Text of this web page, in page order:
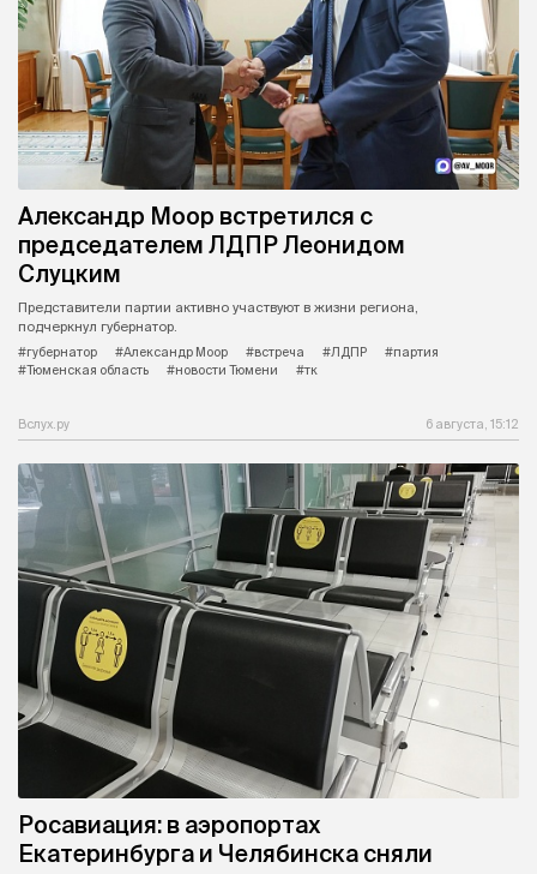
Александр Моор встретился с
председателем ЛДПР Леонидом
Слуцким
Представители партии активно участвуют в жизни региона,
подчеркнул губернатор.
#губернатор
#Александр Моор #встреча #ЛДПР
#партия
#Тюменская область
#новости Тюмени #тк
Вслух.ру 6 августа, 15:12
Росавиация: в аэропортах
Екатеринбурга и Челябинска сняли